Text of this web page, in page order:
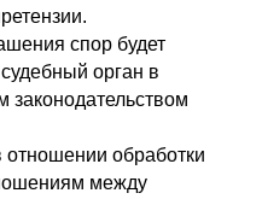
спор будет
орган в
законодательством
обработки
между